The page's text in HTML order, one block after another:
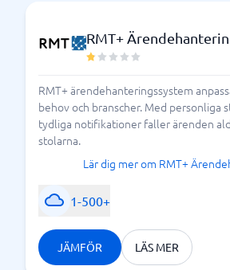
RMT+
RMT+ ärendehanteringssystem
behov och branscher. Med personliga
tydliga notifikationer faller ärenden
stolarna.
Lär dig mer om RMT+
1-500+
JÄMFÖR LÄS MER